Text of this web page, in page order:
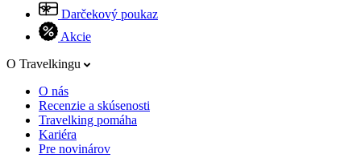
Darčekový poukaz
Akcie
O Travelkingu
O nás
Recenzie a skúsenosti
Travelking pomáha
Kariéra
Pre novinárov